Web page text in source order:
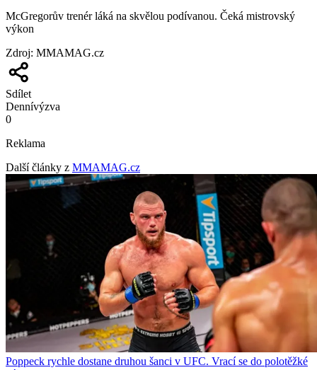
McGregorův trenér láká na skvělou podívanou. Čeká mistrovský
výkon
Zdroj: MMAMAG.cz
Sdílet
Dennívýzva
0
Reklama
Další články z MMAMAG.cz
Poppeck rychle dostane druhou šanci v UFC. Vrací se do polotěžké